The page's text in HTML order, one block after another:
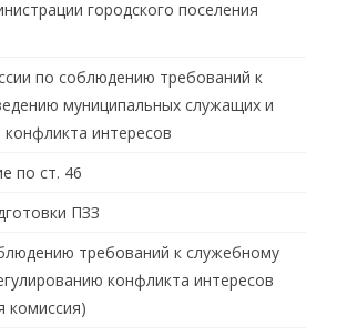
городского поселения
по соблюдению требований к
муниципальных служащих и
интересов
по ст. 46
ПЗЗ
требований к служебному
конфликта интересов
комиссия)